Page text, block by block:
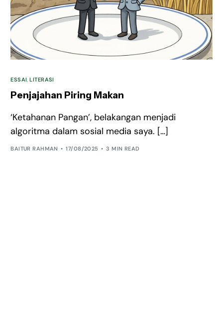
ESSAI ,LITERASI
Penjajahan Piring Makan
‘Ketahanan Pangan’, belakangan menjadi
algoritma dalam sosial media saya. […]
BAITUR RAHMAN 17/08/2025 3 MIN READ